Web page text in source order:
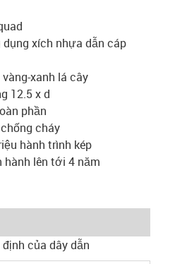
dụng xích nhựa dẫn cáp
vàng-xanh lá cây
12.5 x d
phần
cháy
hành trình kép
hành lên tới 4 năm
của dây dẫn